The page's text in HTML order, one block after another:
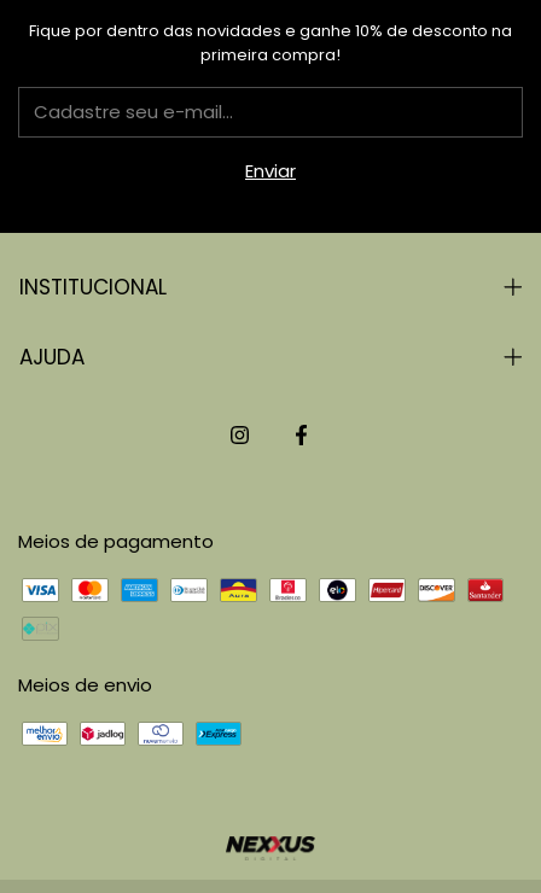
Fique por dentro das novidades e ganhe 10% de desconto na
primeira compra!
INSTITUCIONAL
AJUDA
Meios de pagamento
Meios de envio